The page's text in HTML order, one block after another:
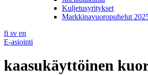
Kuljetusyritykset
Markkinavuoropuhelut
fi sv en
E-asiointi
kaasukäyttöinen